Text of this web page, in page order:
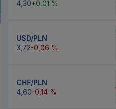
4,30+0,01 %
USD/PLN
3,72-0,06 %
CHF/PLN
4,60-0,14 %